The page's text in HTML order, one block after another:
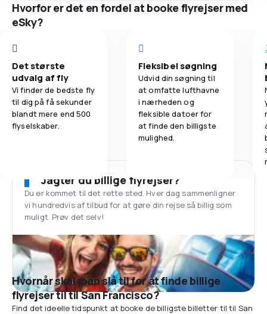
Hvorfor er det en fordel at booke flyrejser med
eSky?
Det største
udvalg af fly
Vi finder de bedste fly
til dig på få sekunder
blandt mere end 500
flyselskaber.
Fleksibel søgning
Udvid din søgning til
at omfatte lufthavne
i nærheden og
fleksible datoer for
at finde den billigste
mulighed.
Jagter du billige flyrejser?
Du er kommet til det rette sted. Hver dag sammenligner
vi hundredvis af tilbud for at gøre din rejse så billig som
muligt. Prøv det selv!
Hvornår skal man slå til for at finde billige
flyrejser til til San Francisco?
Find det ideelle tidspunkt at booke de billigste billetter til til San